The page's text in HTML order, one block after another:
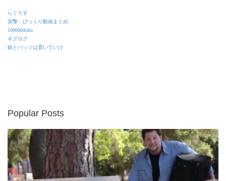
らぐろす
笑撃・びっくり動画まとめ
100000dobu
ギグログ
銃とバッジは置いていけ
Popular Posts